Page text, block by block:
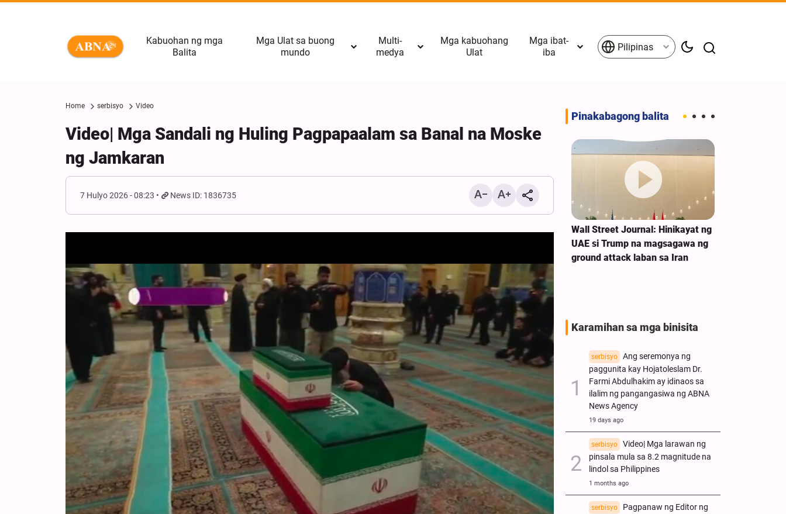
Kabuohan ng mga
Balita
Mga Ulat sa buong
mundo
Multi-
medya
Mga kabuohang
Ulat
Mga ibat-
iba
Pilipinas
Home serbisyo Video
Video| Mga Sandali ng Huling Pagpapaalam sa Banal na Moske
ng Jamkaran
7 Hulyo 2026 - 08:23 News ID: 1836735
Pinakabagong balita
Ang parliamentary bloc ng
regime
Wall Street Journal: Hinikayat ng
UAE si Trump na magsagawa ng
ground attack laban sa Iran
Karamihan sa mga binisita
serbisyo
Ang seremonya ng
paggunita kay Hojatoleslam Dr.
Farmi Abdulhakim ay idinaos sa
ilalim ng pangangasiwa ng ABNA
News Agency
19 days ago
serbisyo
Video| Mga larawan ng
pinsala mula sa 8.2 magnitude na
lindol sa Philippines
1 months ago
serbisyo
Pagpanaw ng Editor ng